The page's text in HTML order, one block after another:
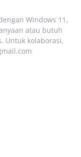
Windows 11,
atau butuh
Untuk kolaborasi,